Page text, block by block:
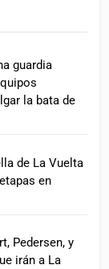
guardia
la bata de
de La Vuelta
en
Pedersen, y
irán a La